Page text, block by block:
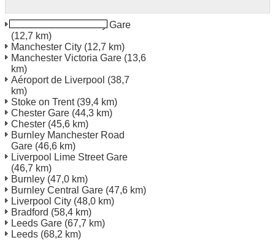
Manchester Piccadilly Gare
(12,7 km)
Manchester City (12,7 km)
Manchester Victoria Gare (13,6
km)
Aéroport de Liverpool (38,7
km)
Stoke on Trent(39,4 km)
Chester Gare (44,3 km)
Chester (45,6 km)
Burnley Manchester Road
Gare (46,6 km)
Liverpool Lime Street Gare
(46,7 km)
Burnley (47,0 km)
Burnley Central Gare (47,6 km)
Liverpool City (48,0 km)
Bradford (58,4 km)
Leeds Gare (67,7 km)
Leeds (68,2 km)